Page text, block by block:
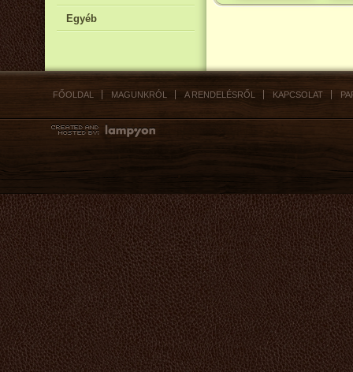
Egyéb
FŐOLDAL MAGUNKRÓL A RENDELÉSRŐL KAPCSOLAT